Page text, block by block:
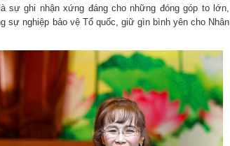
sự ghi nhận xứng đáng cho những đóng góp to lớn,
sự nghiệp bảo vệ Tổ quốc, giữ gìn bình yên cho Nhân